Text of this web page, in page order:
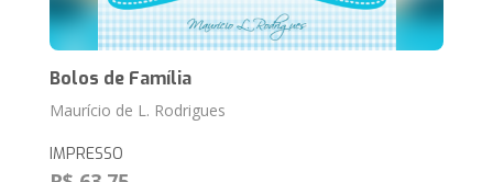
Bolos de Família
Maurício de L. Rodrigues
IMPRESSO